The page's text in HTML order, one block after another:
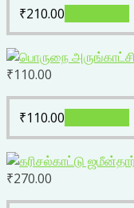
₹210.00
₹110.00
₹110.00
₹270.00